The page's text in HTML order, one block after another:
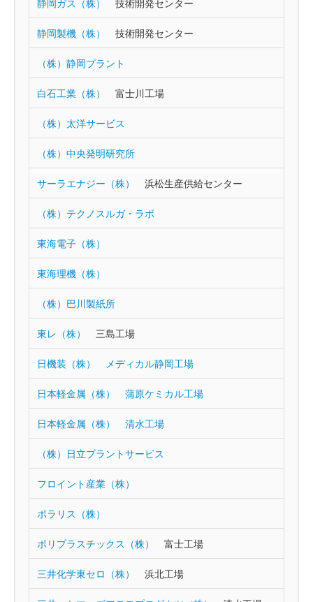
静岡ガス（株） 技術開発センター
静岡製機（株） 技術開発センター
（株）静岡プラント
白石工業（株） 富士川工場
（株）太洋サービス
（株）中央発明研究所
サーラエナジー（株） 浜松生産供給センター
（株）テクノスルガ・ラボ
東海電子（株）
東海理機（株）
（株）巴川製紙所
東レ（株） 三島工場
日機装（株） メディカル静岡工場
日本軽金属（株） 蒲原ケミカル工場
日本軽金属（株） 清水工場
（株）日立プラントサービス
フロイント産業（株）
ポラリス（株）
ポリプラスチックス（株） 富士工場
三井化学東セロ（株） 浜北工場